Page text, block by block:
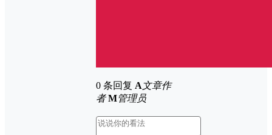
0 条回复 A文章作
者 M管理员